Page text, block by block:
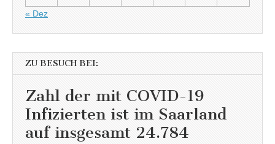
« Dez
ZU BESUCH BEI:
Zahl der mit COVID-19
Infizierten ist im Saarland
auf insgesamt 24.784